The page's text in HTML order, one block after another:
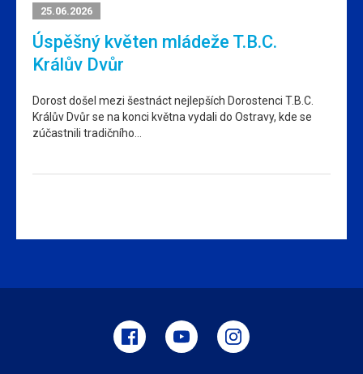
25.06.2026
Úspěšný květen mládeže T.B.C.
Králův Dvůr
Dorost došel mezi šestnáct nejlepších Dorostenci T.B.C.
Králův Dvůr se na konci května vydali do Ostravy, kde se
zúčastnili tradičního…